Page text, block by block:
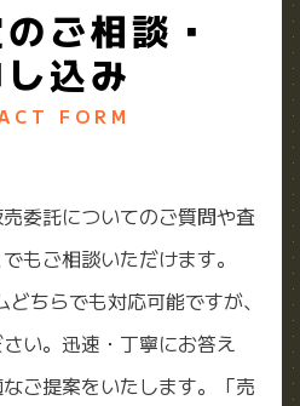
ご相談・
込み
FORM
委託についてのご質問や査
もご相談いただけます。
ちらでも対応可能ですが、
い。迅速・丁寧にお答え
ご提案をいたします。「売